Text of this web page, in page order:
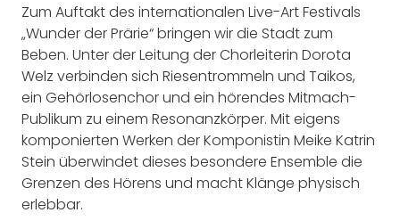
Zum Auftakt des internationalen Live-Art Festivals
„Wunder der Prärie“ bringen wir die Stadt zum
Beben. Unter der Leitung der Chorleiterin Dorota
Welz verbinden sich Riesentrommeln und Taikos,
ein Gehörlosenchor und ein hörendes Mitmach-
Publikum zu einem Resonanzkörper. Mit eigens
komponierten Werken der Komponistin Meike Katrin
Stein überwindet dieses besondere Ensemble die
Grenzen des Hörens und macht Klänge physisch
erlebbar.